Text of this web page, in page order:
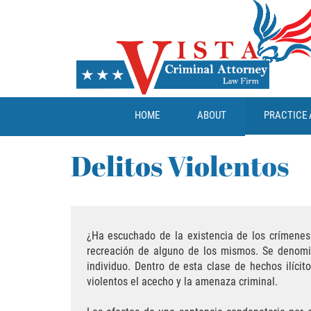
HOME ABOUT PRACTICE
Delitos Violentos
¿Ha escuchado de la existencia de los
recreación de alguno de los mismos. Se
individuo. Dentro de esta clase de hechos
violentos el acecho y la amenaza criminal.